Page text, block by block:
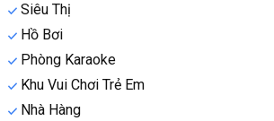
Siêu Thị
Hồ Bơi
Phòng Karaoke
Khu Vui Chơi Trẻ Em
Nhà Hàng